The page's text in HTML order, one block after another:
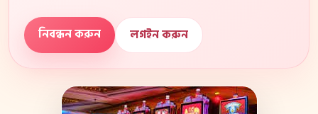
নিবন্ধন করুন লগইন করুন